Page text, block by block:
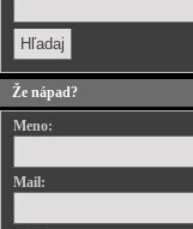
Že nápad?
Meno:
Mail: